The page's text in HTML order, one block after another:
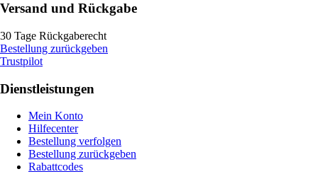
Versand und Rückgabe
30 Tage Rückgaberecht
Bestellung zurückgeben
Trustpilot
Dienstleistungen
Mein Konto
Hilfecenter
Bestellung verfolgen
Bestellung zurückgeben
Rabattcodes